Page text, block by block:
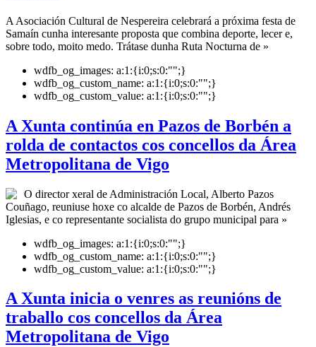
A Asociación Cultural de Nespereira celebrará a próxima festa de
Samaín cunha interesante proposta que combina deporte, lecer e,
sobre todo, moito medo. Trátase dunha Ruta Nocturna de »
wdfb_og_images: a:1:{i:0;s:0:"";}
wdfb_og_custom_name: a:1:{i:0;s:0:"";}
wdfb_og_custom_value: a:1:{i:0;s:0:"";}
A Xunta continúa en Pazos de Borbén a
rolda de contactos cos concellos da Área
Metropolitana de Vigo
O director xeral de Administración Local, Alberto Pazos
Couñago, reuniuse hoxe co alcalde de Pazos de Borbén, Andrés
Iglesias, e co representante socialista do grupo municipal para »
wdfb_og_images: a:1:{i:0;s:0:"";}
wdfb_og_custom_name: a:1:{i:0;s:0:"";}
wdfb_og_custom_value: a:1:{i:0;s:0:"";}
A Xunta inicia o venres as reunións de
traballo cos concellos da Área
Metropolitana de Vigo